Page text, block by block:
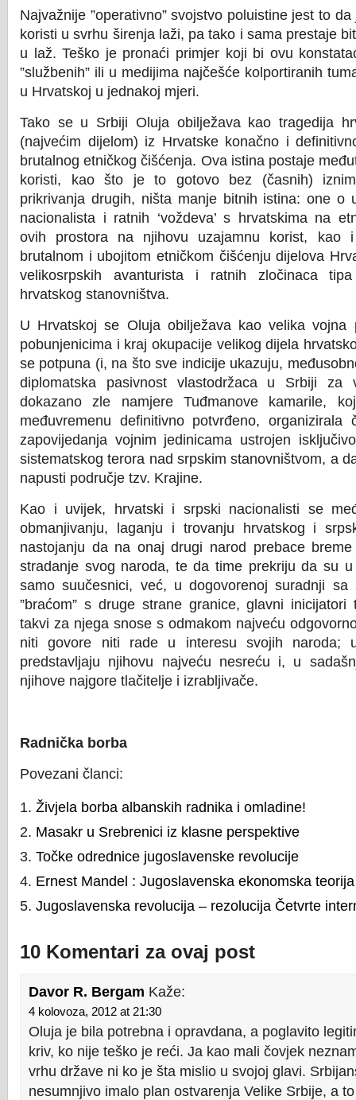
Najvažnije ”operativno” svojstvo poluistine jest to
koristi u svrhu širenja laži, pa tako i sama prestaje
u laž. Teško je pronaći primjer koji bi ovu
”službenih” ili u medijima najčešće kolportiranih
u Hrvatskoj u jednakoj mjeri.
Tako se u Srbiji Oluja obilježava kao tragedija
(najvećim dijelom) iz Hrvatske konačno i
brutalnog etničkog čišćenja. Ova istina postaje
koristi, kao što je to gotovo bez (časnih)
prikrivanja drugih, ništa manje bitnih istina: one o
nacionalista i ratnih ‘voždeva’ s hrvatskima na
ovih prostora na njihovu uzajamnu korist, kao
brutalnom i ubojitom etničkom čišćenju dijelova
velikosrpskih avanturista i ratnih zločinaca
hrvatskog stanovništva.
U Hrvatskoj se Oluja obilježava kao velika vojna
pobunjenicima i kraj okupacije velikog dijela
se potpuna (i, na što sve indicije ukazuju,
diplomatska pasivnost vlastodržaca u Srbiji
dokazano zle namjere Tuđmanove kamarile,
međuvremenu definitivno potvrđeno, organizirala
zapovijedanja vojnim jedinicama ustrojen
sistematskog terora nad srpskim stanovništvom, a
napusti područje tzv. Krajine.
Kao i uvijek, hrvatski i srpski nacionalisti se
obmanjivanju, laganju i trovanju hrvatskog i
nastojanju da na onaj drugi narod prebace
stradanje svog naroda, te da time prekriju da su
samo suučesnici, već, u dogovorenoj suradnji sa
”braćom” s druge strane granice, glavni
takvi za njega snose s odmakom najveću
niti govore niti rade u interesu svojih naroda;
predstavljaju njihovu najveću nesreću i, u
njihove najgore tlačitelje i izrabljivače.
Radnička borba
Povezani članci:
Živjela borba albanskih radnika i omladine!
Masakr u Srebrenici iz klasne perspektive
Točke odrednice jugoslavenske revolucije
Ernest Mandel : Jugoslavenska ekonomska teorija
Jugoslavenska revolucija – rezolucija Četvrte
10 Komentari za ovaj post
Davor R. Bergam Kaže:
4 kolovoza, 2012 at 21:30
Oluja je bila potrebna i opravdana, a poglavito
kriv, ko nije teško je reći. Ja kao mali čovjek
vrhu države ni ko je šta mislio u svojoj glavi.
nesumnjivo imalo plan ostvarenja Velike Srbije, a